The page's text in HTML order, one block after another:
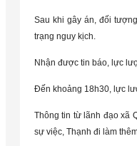
Sau khi gây án, đối
trạng nguy kịch.
Nhận được tin báo, lực
Đến khoảng 18h30, lực
Thông tin từ lãnh đạo xã
sự việc, Thạnh đi làm